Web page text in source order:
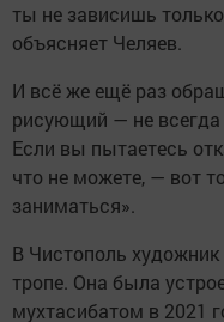
ты не зависишь
объясняет Челяев.
И всё же ещё раз
рисующий — не
Если вы пытаетесь
что не можете, — вот
заниматься».
В Чистополь
тропе. Она была
мухтасибатом в 2021